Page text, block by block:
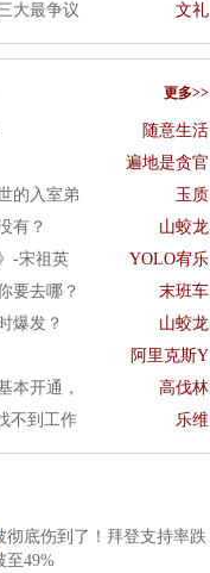
大最争议 文礼
更多>>
随意生活
遍地是贪官
的入室弟 玉质
有？ 山蛟龙
-宋祖英 YOLO宥乐
要去哪？ 末班车
爆发？ 山蛟龙
阿里克斯Y
本开通， 高伐林
不到工作 乐维
彻底伤到了！拜登支持率跌
至49%